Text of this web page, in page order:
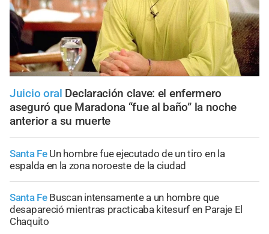
Juicio oral Declaración clave: el enfermero
aseguró que Maradona “fue al baño” la noche
anterior a su muerte
Santa Fe Un hombre fue ejecutado de un tiro en la
espalda en la zona noroeste de la ciudad
Santa Fe Buscan intensamente a un hombre que
desapareció mientras practicaba kitesurf en Paraje El
Chaquito